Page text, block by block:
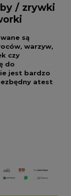
/ zrywki
są
warzyw,
czy
do
jest bardzo
atest